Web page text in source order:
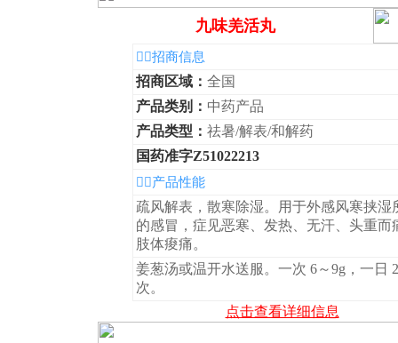
九味羌活丸
◆招商信息
招商区域： 全国
产品类别： 中药产品
产品类型： 祛暑/解表/和解药
国药准字Z51022213
◆产品性能
疏风解表，散寒除湿。用于外感风寒挟湿
的感冒，症见恶寒、发热、无汗、头重而
肢体痠痛。
姜葱汤或温开水送服。一次 6～9g，一日
次。
点击查看详细信息